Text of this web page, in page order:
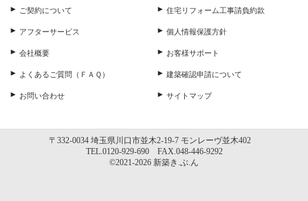
ご契約について 住宅リフォーム工事請負約款
アフターサービス 個人情報保護方針
会社概要 お客様サポート
よくあるご質問（ＦＡＱ） 建築確認申請について
お問い合わせ サイトマップ
〒332-0034 埼玉県川口市並木2-19-7 モンレーヴ並木402
TEL.0120-929-690 FAX.048-446-9292
©2021-2026 新築き.ぶ.ん